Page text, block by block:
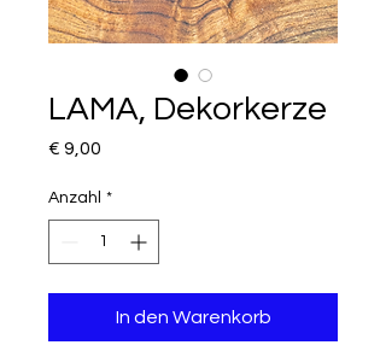
LAMA, Dekorkerze
€ 9,00
Anzahl *
In den Warenkorb